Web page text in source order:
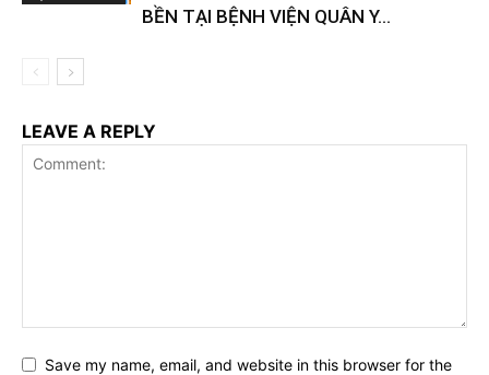
BỀN TẠI BỆNH VIỆN QUÂN Y...
LEAVE A REPLY
Save my name, email, and website in this browser for the